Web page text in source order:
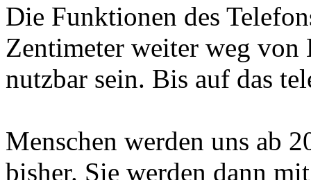
Die Funktionen des
Zentimeter weiter weg von
nutzbar sein. Bis auf das
Menschen werden uns ab
bisher. Sie werden dann